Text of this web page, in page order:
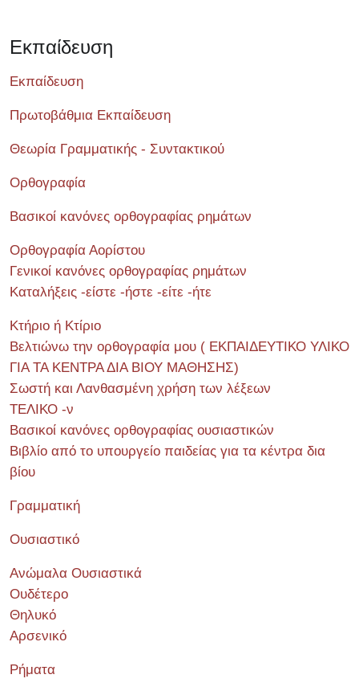
Εκπαίδευση
Εκπαίδευση
Πρωτοβάθμια Εκπαίδευση
Θεωρία Γραμματικής - Συντακτικού
Ορθογραφία
Βασικοί κανόνες ορθογραφίας ρημάτων
Ορθογραφία Αορίστου
Γενικοί κανόνες ορθογραφίας ρημάτων
Καταλήξεις -είστε -ήστε -είτε -ήτε
Κτήριο ή Κτίριο
Βελτιώνω την ορθογραφία μου ( ΕΚΠΑΙΔΕΥΤΙΚΟ ΥΛΙΚΟ
ΓΙΑ ΤΑ ΚΕΝΤΡΑ ΔΙΑ ΒΙΟΥ ΜΑΘΗΣΗΣ)
Σωστή και Λανθασμένη χρήση των λέξεων
ΤΕΛΙΚΟ -ν
Βασικοί κανόνες ορθογραφίας ουσιαστικών
Βιβλίο από το υπουργείο παιδείας για τα κέντρα δια
βίου
Γραμματική
Ουσιαστικό
Ανώμαλα Ουσιαστικά
Ουδέτερο
Θηλυκό
Αρσενικό
Ρήματα